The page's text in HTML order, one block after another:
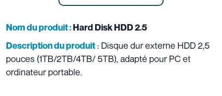
Nom du produit :Hard Disk HDD 2.5
Description du produit : Disque dur externe HDD 2,5
pouces (1TB/2TB/4TB/ 5TB), adapté pour PC et
ordinateur portable.